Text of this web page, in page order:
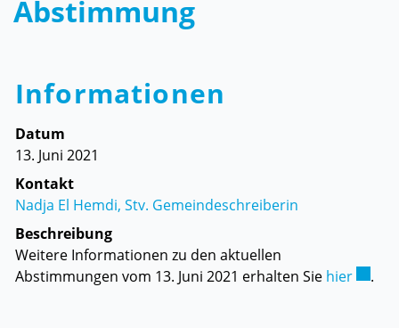
Abstimmung
Informationen
Datum
13. Juni 2021
Kontakt
Nadja El Hemdi, Stv. Gemeindeschreiberin
Beschreibung
Weitere Informationen zu den aktuellen
Abstimmungen vom 13. Juni 2021 erhalten Sie hier .